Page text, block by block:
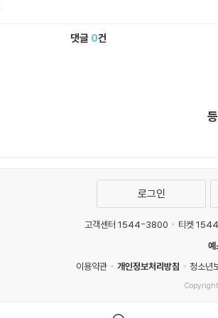
댓글 0건
로그인
고객센터 1544-3800 티켓
예
이용약관
개인정보처리방침 청소년